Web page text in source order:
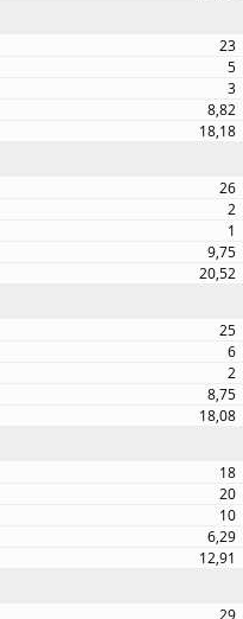
23
5
3
8,82
18,18
26
2
1
9,75
20,52
25
6
2
8,75
18,08
18
20
10
6,29
12,91
29